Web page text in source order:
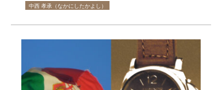
中西 孝承（なかにしたかよし）